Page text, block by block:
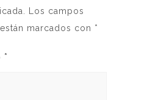
Los campos
marcados con *
*